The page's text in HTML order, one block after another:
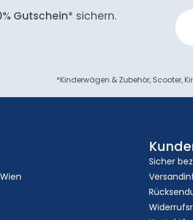
Gutschein* sichern.
*Kinderwägen & Zubehör, Scooter,
Sicher